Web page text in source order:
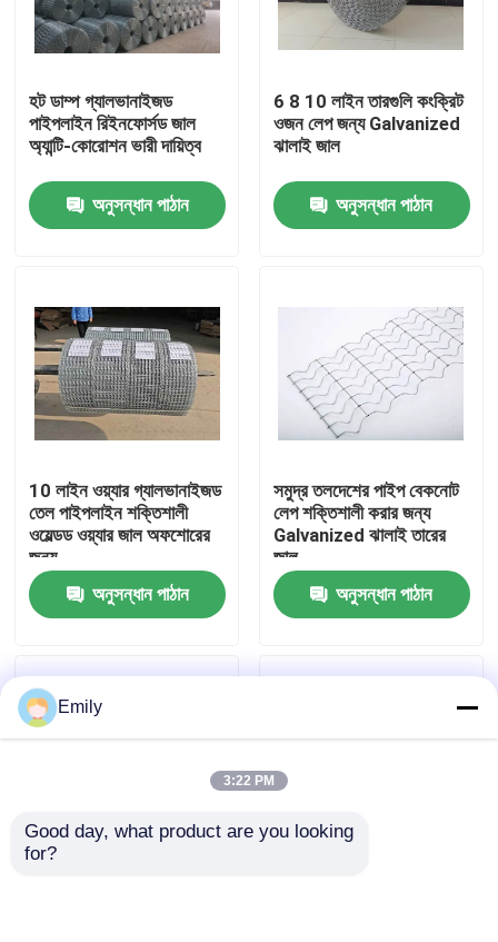
পণ্য
আমাদের সম্বন্ধে
কারখানা পরিদর্শন
গুণমান নিয়ন্ত্রণ
খবর
প্রসারিত ধাতু তারের জাল
হট ডাম্প গ্যালভানাইজড
পাইপলাইন রিইনফোর্সড জাল
অ্যান্টি-কোরোশন ভারী দায়িত্ব
অনুসন্ধান পাঠান
6 8 10 লাইন তারগুলি কংক্রিট
ওজন লেপ জন্য Galvanized
ঝালাই জাল
অনুসন্ধান পাঠান
10 লাইন ওয়্যার গ্যালভানাইজড
তেল পাইপলাইন শক্তিশালী
ওয়েল্ডড ওয়্যার জাল অফশোরের
জন্য
অনুসন্ধান পাঠান
সমুদ্র তলদেশের পাইপ বেকনোট
লেপ শক্তিশালী করার জন্য
Galvanized ঝালাই তারের
জাল
অনুসন্ধান পাঠান
Emily
3:22 PM
Good day, what product are you looking
for?